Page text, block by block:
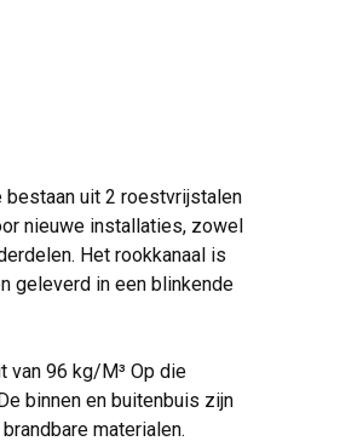
bestaan uit 2 roestvrijstalen
nieuwe installaties, zowel
Het rookkanaal is
geleverd in een blinkende
van 96 kg/M³ Op die
binnen en buitenbuis zijn
materialen.